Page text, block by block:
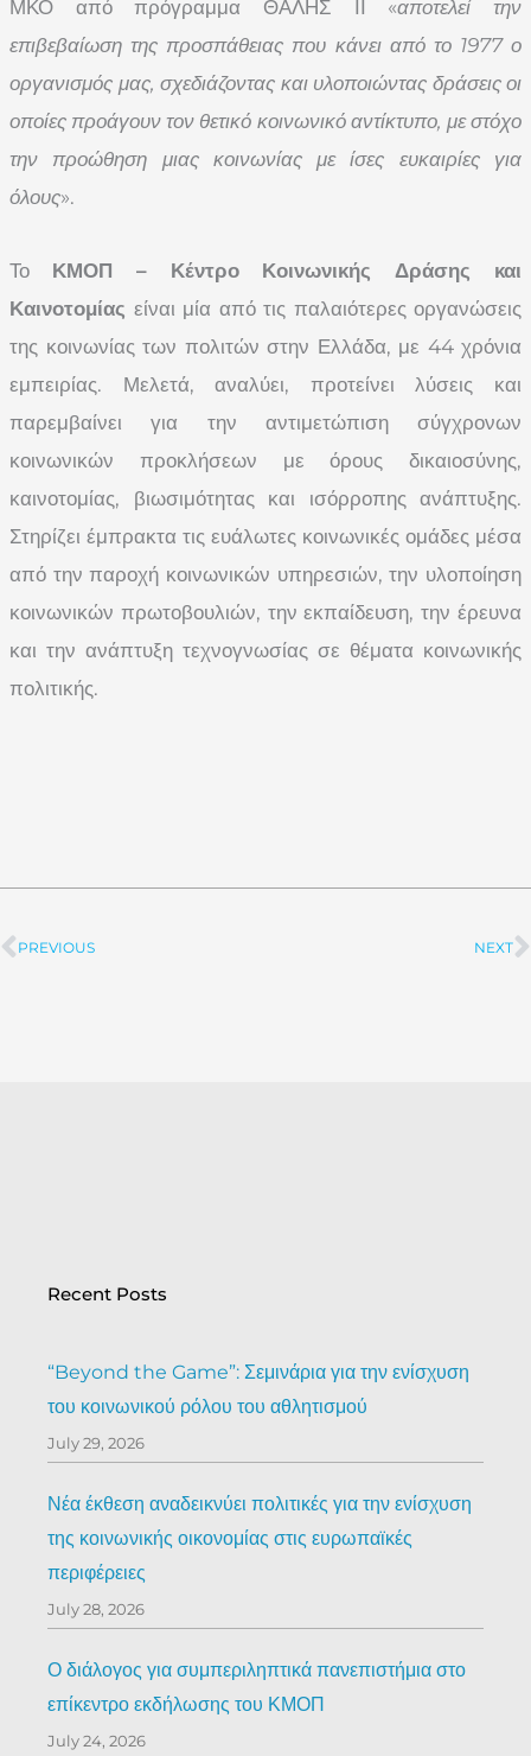
ΜΚΟ από πρόγραμμα ΘΑΛΗΣ ΙΙ «αποτελεί την
επιβεβαίωση της προσπάθειας που κάνει από το 1977 ο
οργανισμός μας, σχεδιάζοντας και υλοποιώντας δράσεις οι
οποίες προάγουν τον θετικό κοινωνικό αντίκτυπο, με στόχο
την προώθηση μιας κοινωνίας με ίσες ευκαιρίες για
όλους».
Το ΚΜΟΠ – Κέντρο Κοινωνικής Δράσης και
Καινοτομίας είναι μία από τις παλαιότερες οργανώσεις
της κοινωνίας των πολιτών στην Ελλάδα, με 44 χρόνια
εμπειρίας. Μελετά, αναλύει, προτείνει λύσεις και
παρεμβαίνει για την αντιμετώπιση σύγχρονων
κοινωνικών προκλήσεων με όρους δικαιοσύνης,
καινοτομίας, βιωσιμότητας και ισόρροπης ανάπτυξης.
Στηρίζει έμπρακτα τις ευάλωτες κοινωνικές ομάδες μέσα
από την παροχή κοινωνικών υπηρεσιών, την υλοποίηση
κοινωνικών πρωτοβουλιών, την εκπαίδευση, την έρευνα
και την ανάπτυξη τεχνογνωσίας σε θέματα κοινωνικής
πολιτικής.
Prev
PREVIOUS NEXT
Recent Posts
“Beyond the Game”: Σεμινάρια για την ενίσχυση
του κοινωνικού ρόλου του αθλητισμού
July 29, 2026
Νέα έκθεση αναδεικνύει πολιτικές για την ενίσχυση
της κοινωνικής οικονομίας στις ευρωπαϊκές
περιφέρειες
July 28, 2026
Ο διάλογος για συμπεριληπτικά πανεπιστήμια στο
επίκεντρο εκδήλωσης του ΚΜΟΠ
July 24, 2026